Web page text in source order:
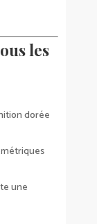
les
dorée
une